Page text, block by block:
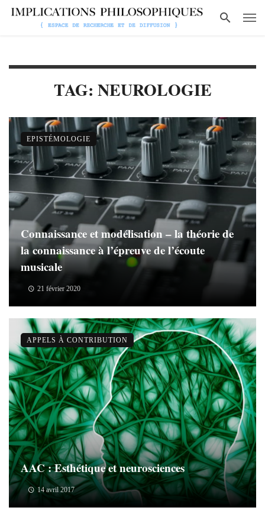
TAG: NEUROLOGIE
Connaissance et modélisation – la théorie de
la connaissance à l’épreuve de l’écoute
musicale
21 février 2020
EPISTÉMOLOGIE
AAC : Esthétique et neurosciences
14 avril 2017
APPELS À CONTRIBUTION